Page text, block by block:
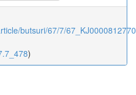
butsuri/67/7/
)